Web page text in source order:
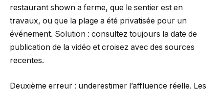
restaurant shown a ferme, que le sentier est en
travaux, ou que la plage a été privatisée pour un
événement. Solution : consultez toujours la date de
publication de la vidéo et croisez avec des sources
recentes.
Deuxième erreur : underestimer l’affluence réelle. Les